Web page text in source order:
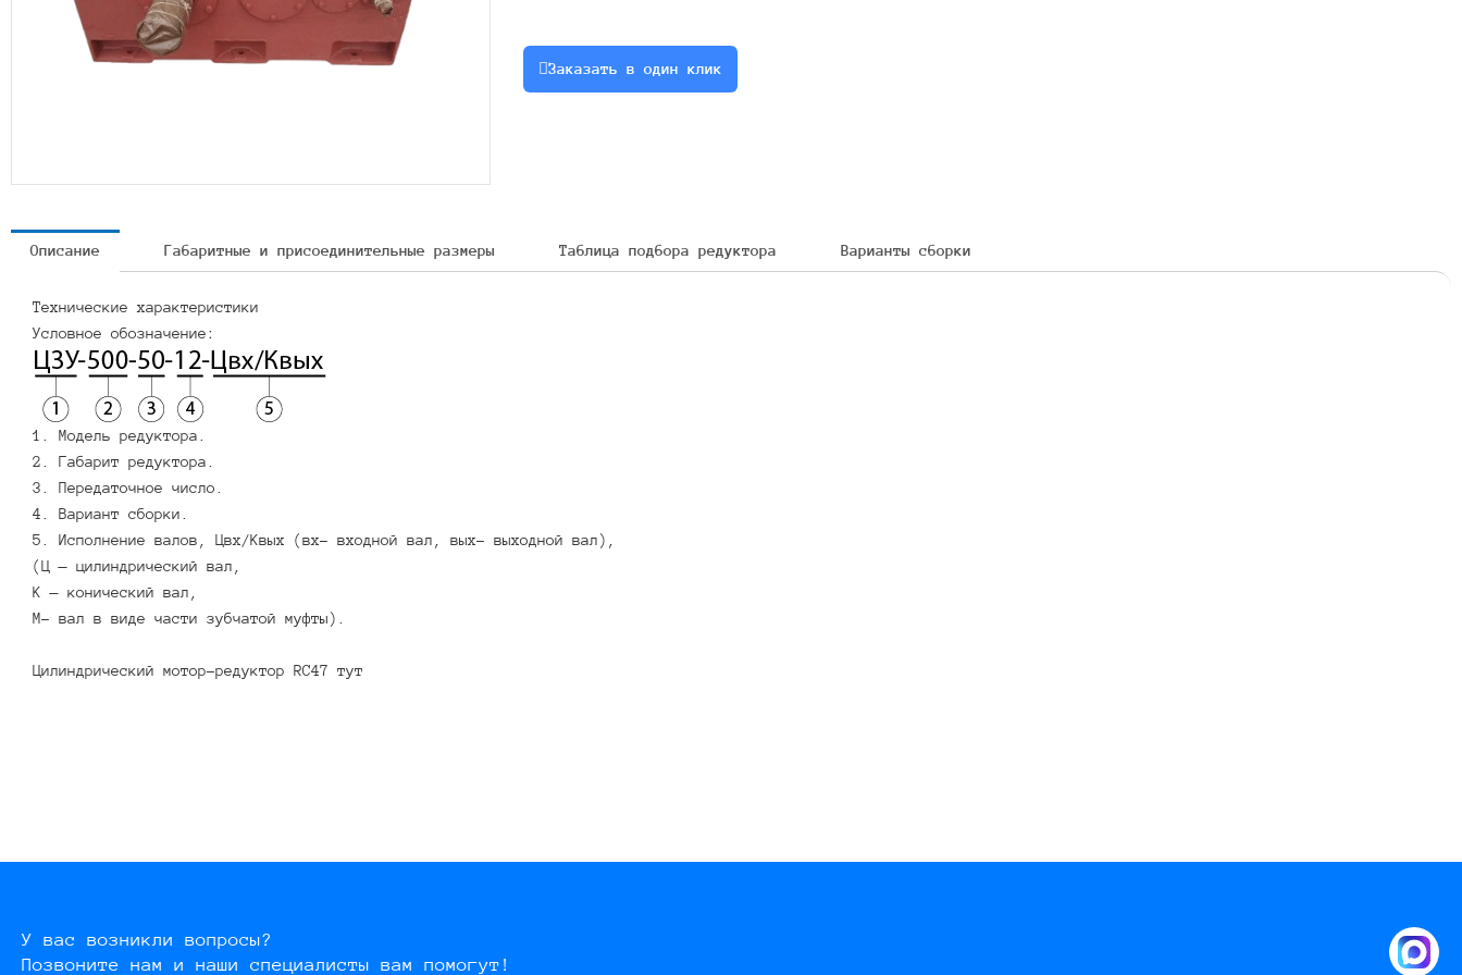
редуктор
Заказать в один клик
Описание Габаритные и присоединительные размеры Таблица подбора редуктора Варианты сборки
Технические характеристики
Условное обозначение:
1. Модель редуктора.
2. Габарит редуктора.
3. Передаточное число.
4. Вариант сборки.
5. Исполнение валов, Цвх/Квых (вх- входной вал, вых- выходной вал),
(Ц — цилиндрический вал,
К — конический вал,
М- вал в виде части зубчатой муфты).
Цилиндрический мотор-редуктор RC47 тут
У вас возникли вопросы?
Позвоните нам и наши специалисты вам помогут!